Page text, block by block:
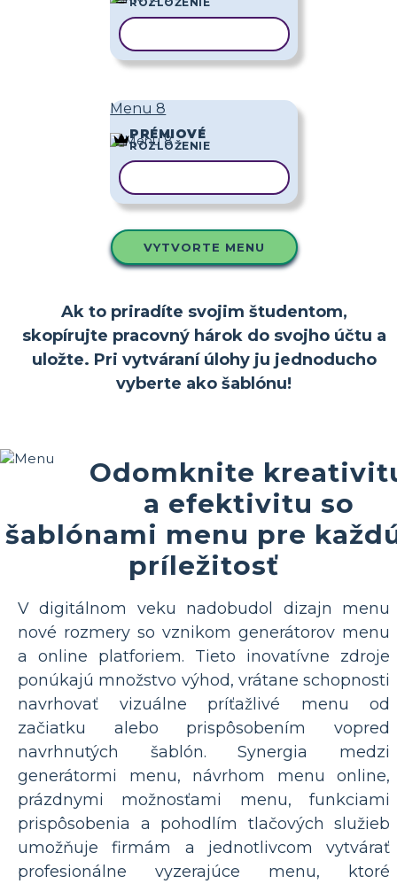
Menu 8
PRÉMIOVÉ
ROZLOŽENIE
VYTVORTE MENU
Ak to priradíte svojim študentom,
skopírujte pracovný hárok do svojho účtu a
uložte. Pri vytváraní úlohy ju jednoducho
vyberte ako šablónu!
Odomknite
a efektivitu so
šablónami menu pre
príležitosť
V digitálnom veku nadobudol dizajn menu
nové rozmery so vznikom generátorov menu
a online platforiem. Tieto inovatívne zdroje
ponúkajú množstvo výhod, vrátane schopnosti
navrhovať vizuálne príťažlivé menu od
začiatku alebo prispôsobením vopred
navrhnutých šablón. Synergia medzi
generátormi menu, návrhom menu online,
prázdnymi možnosťami menu, funkciami
prispôsobenia a pohodlím tlačových služieb
umožňuje firmám a jednotlivcom vytvárať
profesionálne vyzerajúce menu, ktoré